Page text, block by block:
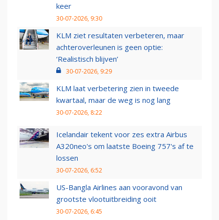
keer
30-07-2026, 9:30
KLM ziet resultaten verbeteren, maar
achteroverleunen is geen optie:
‘Realistisch blijven’
30-07-2026, 9:29
KLM laat verbetering zien in tweede
kwartaal, maar de weg is nog lang
30-07-2026, 8:22
Icelandair tekent voor zes extra Airbus
A320neo's om laatste Boeing 757's af te
lossen
30-07-2026, 6:52
US-Bangla Airlines aan vooravond van
grootste vlootuitbreiding ooit
30-07-2026, 6:45